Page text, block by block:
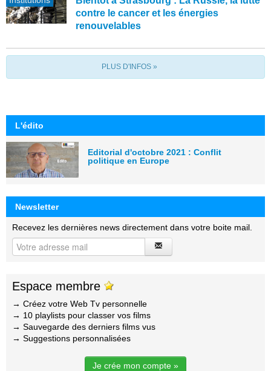
contre le cancer et les énergies
renouvelables
PLUS D'INFOS »
L'édito
Editorial d'octobre 2021 : Conflit
politique en Europe
Newsletter
Recevez les dernières news directement dans votre boite mail.
Espace membre
→ Créez votre Web Tv personnelle
→ 10 playlists pour classer vos films
→ Sauvegarde des derniers films vus
→ Suggestions personnalisées
Je crée mon compte »